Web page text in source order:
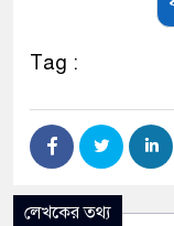
Tag :
লেখকের তথ্য